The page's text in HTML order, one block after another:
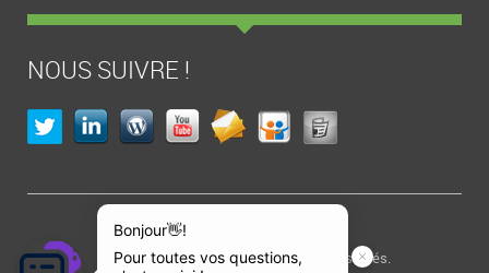
NOUS SUIVRE !
Créé par CITICA avec PWT
Copyright © 1996 - 2026 - Tous droits réservés.